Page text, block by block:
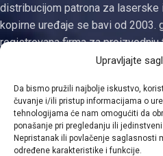
Upravljajte
Da bismo pružili najbolje iskustvo,
čuvanje i/ili pristup informacijama o
tehnologijama će nam omogućiti da
ponašanje pri pregledanju ili
Nepristanak ili povlačenje saglasnosti
određene karakteristike i funkcije.
distribucijom patrona za
kopirne uređaje se bavi od 2003.
registrovana firma za proizvodnju
Kategorije
Linkovi
Kontakt informacije